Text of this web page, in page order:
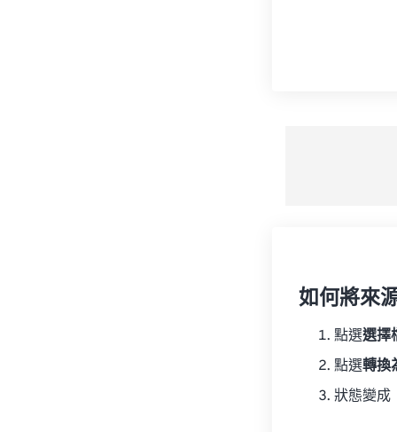
如何將來
點選選擇
點選轉換
狀態變成